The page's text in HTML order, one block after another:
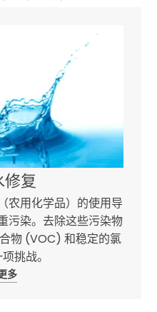
复
农用化学品）的使用导
污染。去除这些污染物
物 (VOC) 和稳定的氯
挑战。
多